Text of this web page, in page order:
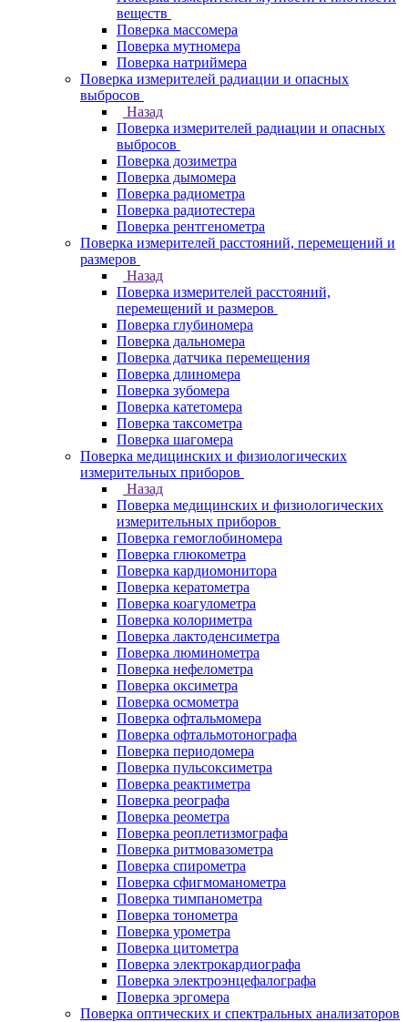
веществ
Поверка массомера
Поверка мутномера
Поверка натриймера
Поверка измерителей радиации и опасных
выбросов
Назад
Поверка измерителей радиации и опасных
выбросов
Поверка дозиметра
Поверка дымомера
Поверка радиометра
Поверка радиотестера
Поверка рентгенометра
Поверка измерителей расстояний, перемещений и
размеров
Назад
Поверка измерителей расстояний,
перемещений и размеров
Поверка глубиномера
Поверка дальномера
Поверка датчика перемещения
Поверка длиномера
Поверка зубомера
Поверка катетомера
Поверка таксометра
Поверка шагомера
Поверка медицинских и физиологических
измерительных приборов
Назад
Поверка медицинских и физиологических
измерительных приборов
Поверка гемоглобиномера
Поверка глюкометра
Поверка кардиомонитора
Поверка кератометра
Поверка коагулометра
Поверка колориметра
Поверка лактоденсиметра
Поверка люминометра
Поверка нефелометра
Поверка оксиметра
Поверка осмометра
Поверка офтальмомера
Поверка офтальмотонографа
Поверка периодомера
Поверка пульсоксиметра
Поверка реактиметра
Поверка реографа
Поверка реометра
Поверка реоплетизмографа
Поверка ритмовазометра
Поверка спирометра
Поверка сфигмоманометра
Поверка тимпанометра
Поверка тонометра
Поверка урометра
Поверка цитометра
Поверка электрокардиографа
Поверка электроэнцефалографа
Поверка эргомера
Поверка оптических и спектральных анализаторов